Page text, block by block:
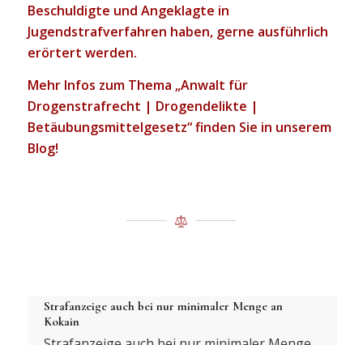
Beschuldigte und Angeklagte in
Jugendstrafverfahren haben, gerne ausführlich
erörtert werden.
Mehr Infos zum Thema „Anwalt für
Drogenstrafrecht | Drogendelikte |
Betäubungsmittelgesetz“ finden Sie in unserem
Blog!
Strafanzeige auch bei nur minimaler Menge an
Kokain